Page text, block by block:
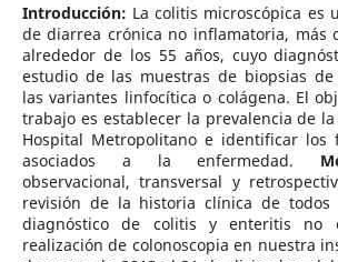
Introducción: La colitis microscópica es
de diarrea crónica no inflamatoria, más
alrededor de los 55 años, cuyo
estudio de las muestras de biopsias de
las variantes linfocítica o colágena. El
trabajo es establecer la prevalencia de
Hospital Metropolitano e identificar los
asociados a la enfermedad.
observacional, transversal y
revisión de la historia clínica de todos
diagnóstico de colitis y enteritis no
realización de colonoscopia en nuestra